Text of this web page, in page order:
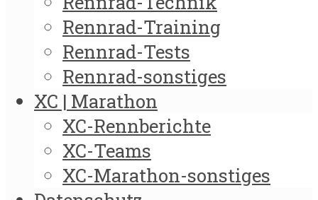
Rennrad-Training
Rennrad-Tests
Rennrad-sonstiges
XC | Marathon
XC-Rennberichte
XC-Teams
XC-Marathon-sonstiges